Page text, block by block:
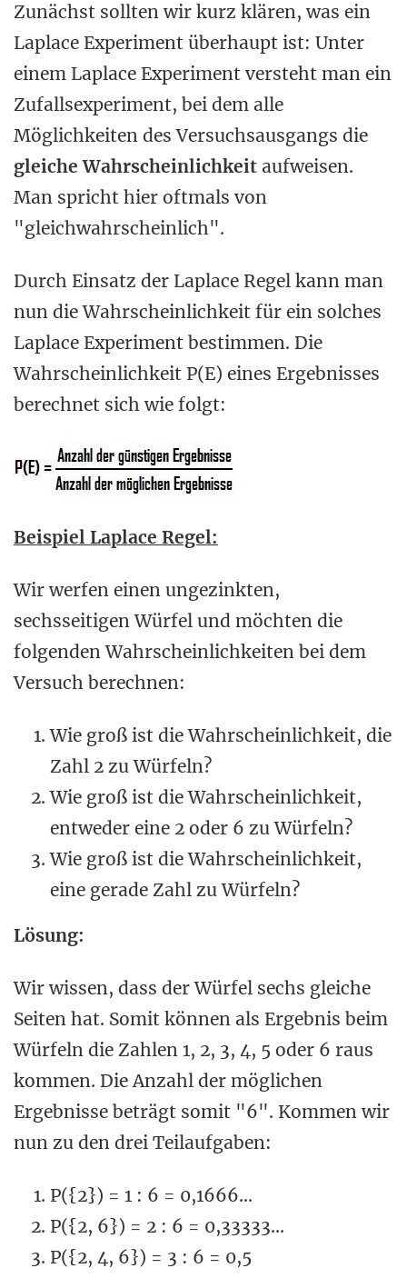
Zunächst sollten wir kurz klären, was ein
Laplace Experiment überhaupt ist: Unter
einem Laplace Experiment versteht man ein
Zufallsexperiment, bei dem alle
Möglichkeiten des Versuchsausgangs die
gleiche Wahrscheinlichkeit aufweisen.
Man spricht hier oftmals von
"gleichwahrscheinlich".
Durch Einsatz der Laplace Regel kann man
nun die Wahrscheinlichkeit für ein solches
Laplace Experiment bestimmen. Die
Wahrscheinlichkeit P(E) eines Ergebnisses
berechnet sich wie folgt:
Beispiel Laplace Regel:
Wir werfen einen ungezinkten,
sechsseitigen Würfel und möchten die
folgenden Wahrscheinlichkeiten bei dem
Versuch berechnen:
Wie groß ist die Wahrscheinlichkeit, die
Zahl 2 zu Würfeln?
Wie groß ist die Wahrscheinlichkeit,
entweder eine 2 oder 6 zu Würfeln?
Wie groß ist die Wahrscheinlichkeit,
eine gerade Zahl zu Würfeln?
Lösung:
Wir wissen, dass der Würfel sechs gleiche
Seiten hat. Somit können als Ergebnis beim
Würfeln die Zahlen 1, 2, 3, 4, 5 oder 6 raus
kommen. Die Anzahl der möglichen
Ergebnisse beträgt somit "6". Kommen wir
nun zu den drei Teilaufgaben:
P({2}) = 1 : 6 = 0,1666...
P({2, 6}) = 2 : 6 = 0,33333...
P({2, 4, 6}) = 3 : 6 = 0,5